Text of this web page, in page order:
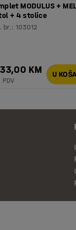
MODULUS +
+ 4 stolice
br.:103012
KM
PDV
U